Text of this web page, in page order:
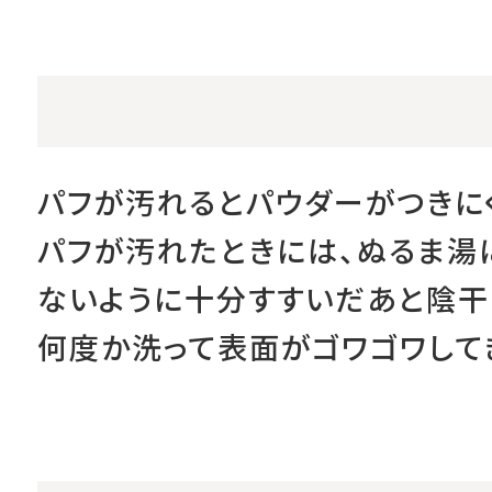
パフが汚れるとパウダーがつきに
パフが汚れたときには、ぬるま
ないように十分すすいだあと陰干
何度か洗って表面がゴワゴワして